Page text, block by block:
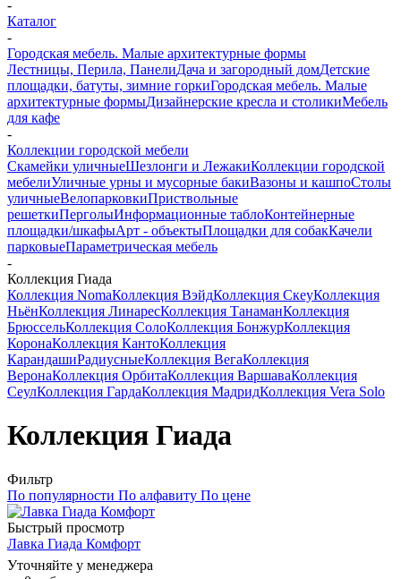
-
Каталог
-
Городская мебель. Малые архитектурные формы
Лестницы, Перила, ПанелиДача и загородный домДетские
площадки, батуты, зимние горкиГородская мебель. Малые
архитектурные формыДизайнерские кресла и столикиМебель
для кафе
-
Коллекции городской мебели
Скамейки уличныеШезлонги и ЛежакиКоллекции городской
мебелиУличные урны и мусорные бакиВазоны и кашпоСтолы
уличныеВелопарковкиПриствольные
решеткиПерголыИнформационные таблоКонтейнерные
площадки/шкафыАрт - объектыПлощадки для собакКачели
парковыеПараметрическая мебель
-
Коллекция Гиада
Коллекция NomaКоллекция ВэйдКоллекция СкеуКоллекция
НьёнКоллекция ЛинаресКоллекция ТанаманКоллекция
БрюссельКоллекция СолоКоллекция БонжурКоллекция
КоронаКоллекция КантоКоллекция
КарандашиРадиусныеКоллекция ВегаКоллекция
ВеронаКоллекция ОрбитаКоллекция ВаршаваКоллекция
СеулКоллекция ГардаКоллекция МадридКоллекция Vera Solo
Коллекция Гиада
Фильтр
По популярности По алфавиту По цене
Быстрый просмотр
Лавка Гиада Комфорт
Уточняйте у менеджера